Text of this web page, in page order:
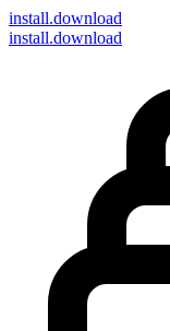
install.download
install.download